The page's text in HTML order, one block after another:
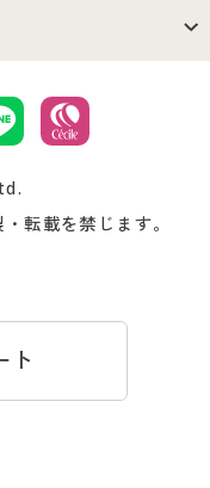
内
マップ
は
場合
転載を禁じます。
ト